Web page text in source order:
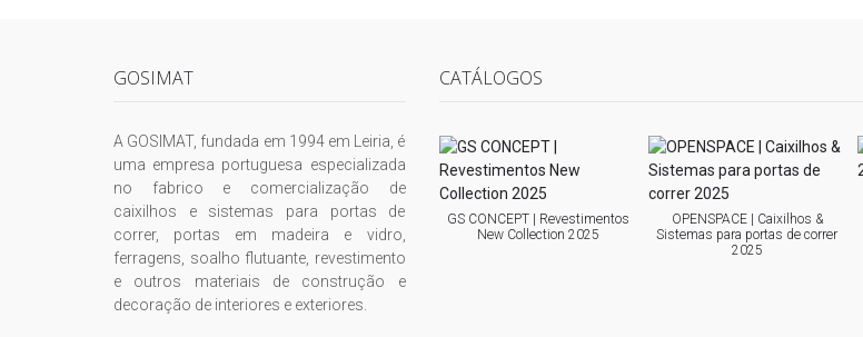
GOSIMAT
A GOSIMAT, fundada em 1994 em Leiria, é
uma empresa portuguesa especializada
no fabrico e comercialização de
caixilhos e sistemas para portas de
correr, portas em madeira e vidro,
ferragens, soalho flutuante, revestimento
e outros materiais de construção e
decoração de interiores e exteriores.
CATÁLOGOS
GS CONCEPT | Revestimentos
New Collection 2025
OPENSPACE | Caixilhos &
Sistemas para portas de correr
2025